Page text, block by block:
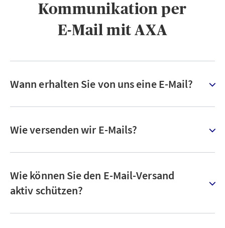
Kommunikation per
E-Mail mit AXA
Wann erhalten Sie von uns eine E-Mail?
Wie versenden wir E-Mails?
Wie können Sie den E-Mail-Versand
aktiv schützen?